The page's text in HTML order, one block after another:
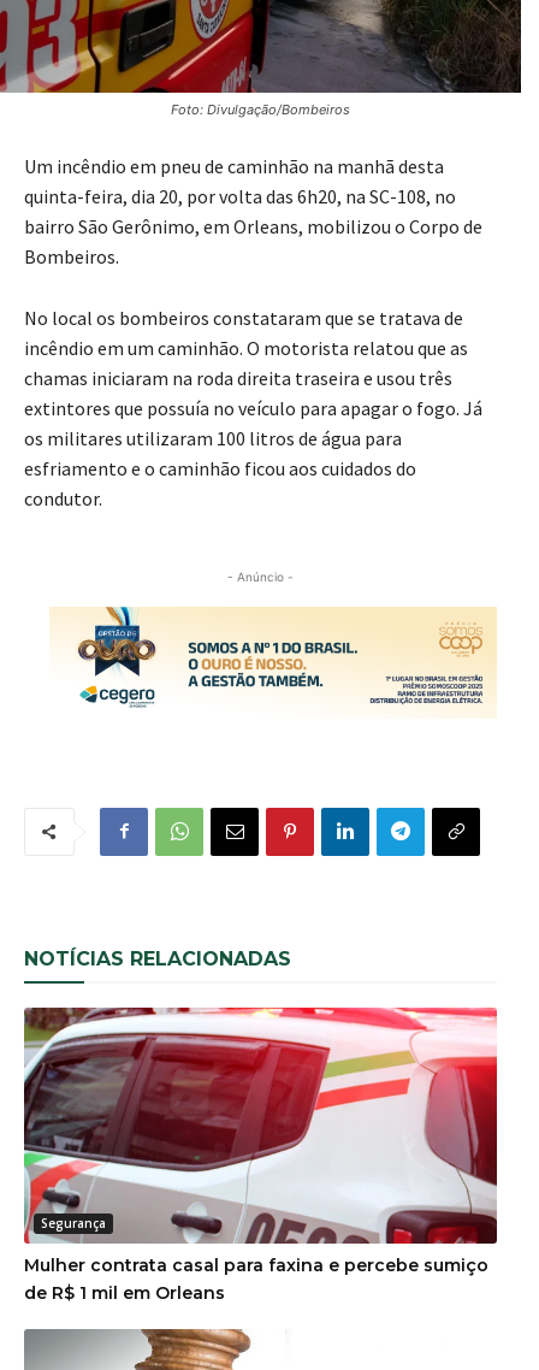
Foto: Divulgação/Bombeiros
Um incêndio em pneu de caminhão na manhã desta
quinta-feira, dia 20, por volta das 6h20, na SC-108, no
bairro São Gerônimo, em Orleans, mobilizou o Corpo de
Bombeiros.
No local os bombeiros constataram que se tratava de
incêndio em um caminhão. O motorista relatou que as
chamas iniciaram na roda direita traseira e usou três
extintores que possuía no veículo para apagar o fogo. Já
os militares utilizaram 100 litros de água para
esfriamento e o caminhão ficou aos cuidados do
condutor.
- Anúncio -
NOTÍCIAS RELACIONADAS
Segurança
Mulher contrata casal para faxina e percebe sumiço
de R$ 1 mil em Orleans